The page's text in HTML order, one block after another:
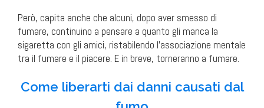
Però, capita anche che alcuni, dopo aver smesso di
fumare, continuino a pensare a quanto gli manca la
sigaretta con gli amici, ristabilendo l’associazione mentale
tra il fumare e il piacere. E in breve, torneranno a fumare.
Come liberarti dai danni causati dal